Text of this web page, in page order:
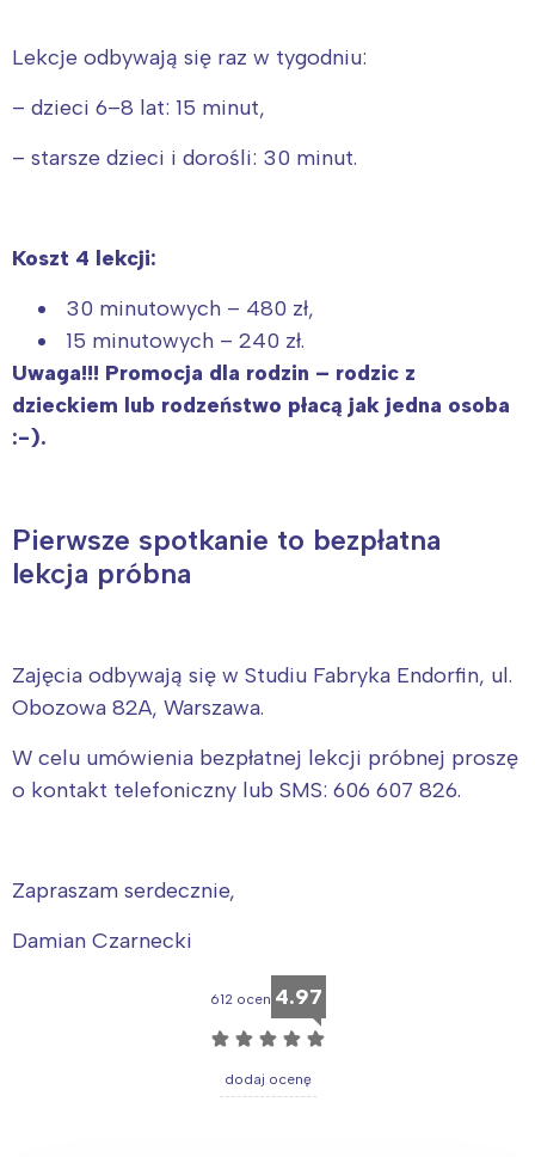
Lekcje odbywają się raz w tygodniu:
– dzieci 6–8 lat: 15 minut,
– starsze dzieci i dorośli: 30 minut.
Koszt 4 lekcji:
30 minutowych – 480 zł,
15 minutowych – 240 zł.
Uwaga!!! Promocja dla rodzin – rodzic z
dzieckiem lub rodzeństwo płacą jak jedna osoba
:-).
Pierwsze spotkanie to bezpłatna
lekcja próbna
Zajęcia odbywają się w Studiu Fabryka Endorfin, ul.
Obozowa 82A, Warszawa.
W celu umówienia bezpłatnej lekcji próbnej proszę
o kontakt telefoniczny lub SMS: 606 607 826.
Zapraszam serdecznie,
Damian Czarnecki
612 ocen 4.97
☆ ☆ ☆ ☆ ☆
dodaj ocenę